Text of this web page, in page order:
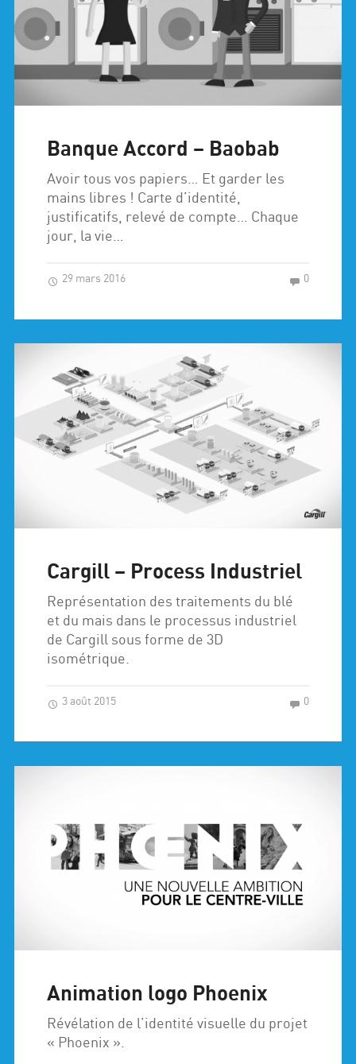
Banque Accord – Baobab
Avoir tous vos papiers… Et garder les
mains libres ! Carte d’identité,
justificatifs, relevé de compte… Chaque
jour, la vie…
29 mars 2016 0
Cargill – Process Industriel
Représentation des traitements du blé
et du mais dans le processus industriel
de Cargill sous forme de 3D
isométrique.
3 août 2015 0
Animation logo Phoenix
Révélation de l’identité visuelle du projet
« Phoenix ».